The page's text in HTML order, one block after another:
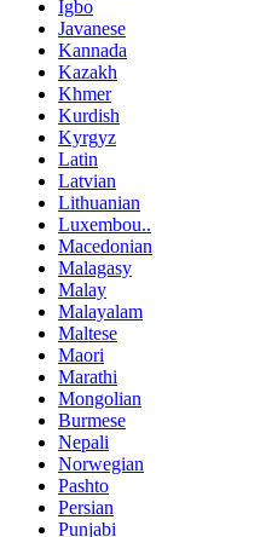
Igbo
Javanese
Kannada
Kazakh
Khmer
Kurdish
Kyrgyz
Latin
Latvian
Lithuanian
Luxembou..
Macedonian
Malagasy
Malay
Malayalam
Maltese
Maori
Marathi
Mongolian
Burmese
Nepali
Norwegian
Pashto
Persian
Punjabi